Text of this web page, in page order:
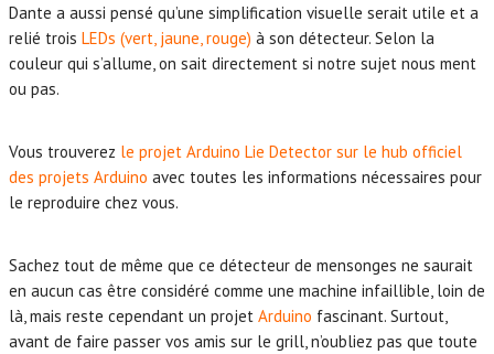
Dante a aussi pensé qu’une simplification visuelle serait utile et a
relié trois LEDs (vert, jaune, rouge) à son détecteur. Selon la
couleur qui s’allume, on sait directement si notre sujet nous ment
ou pas.
Vous trouverez le projet Arduino Lie Detector sur le hub officiel
des projets Arduino avec toutes les informations nécessaires pour
le reproduire chez vous.
Sachez tout de même que ce détecteur de mensonges ne saurait
en aucun cas être considéré comme une machine infaillible, loin de
là, mais reste cependant un projet Arduino fascinant. Surtout,
avant de faire passer vos amis sur le grill, n’oubliez pas que toute